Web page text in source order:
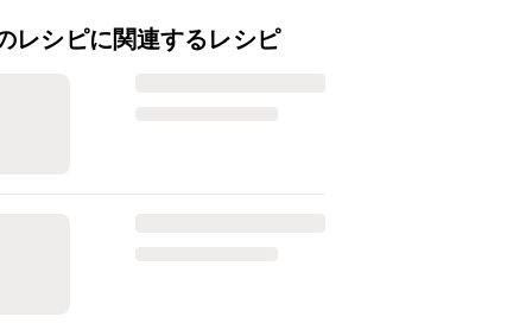
レシピに関連するレシピ